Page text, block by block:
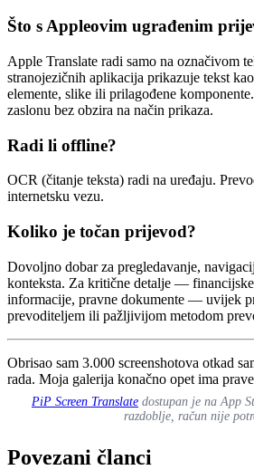
Što s Appleovim ugrađenim
Apple Translate radi samo na označivom
stranojezičnih aplikacija prikazuje tekst
elemente, slike ili prilagođene
zaslonu bez obzira na način prikaza.
Radi li offline?
OCR (čitanje teksta) radi na uređaju.
internetsku vezu.
Koliko je točan prijevod?
Dovoljno dobar za pregledavanje,
konteksta. Za kritične detalje —
informacije, pravne dokumente — uvijek
prevoditeljem ili pažljivijom metodom
Obrisao sam 3.000 screenshotova otkad
rada. Moja galerija konačno opet ima
PiP Screen Translate dostupan je na App
razdoblje, račun nije
Povezani članci